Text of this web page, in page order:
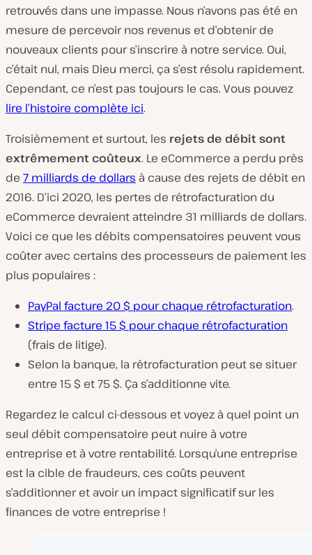
retrouvés dans une impasse. Nous n’avons pas été en
mesure de percevoir nos revenus et d’obtenir de
nouveaux clients pour s’inscrire à notre service. Oui,
c’était nul, mais Dieu merci, ça s’est résolu rapidement.
Cependant, ce n’est pas toujours le cas. Vous pouvez
lire l’histoire complète ici.
Troisièmement et surtout, les rejets de débit sont
extrêmement coûteux. Le eCommerce a perdu près
de 7 milliards de dollars à cause des rejets de débit en
2016. D’ici 2020, les pertes de rétrofacturation du
eCommerce devraient atteindre 31 milliards de dollars.
Voici ce que les débits compensatoires peuvent vous
coûter avec certains des processeurs de paiement les
plus populaires :
PayPal facture 20 $ pour chaque rétrofacturation.
Stripe facture 15 $ pour chaque rétrofacturation
(frais de litige).
Selon la banque, la rétrofacturation peut se situer
entre 15 $ et 75 $. Ça s’additionne vite.
Regardez le calcul ci-dessous et voyez à quel point un
seul débit compensatoire peut nuire à votre
entreprise et à votre rentabilité. Lorsqu’une entreprise
est la cible de fraudeurs, ces coûts peuvent
s’additionner et avoir un impact significatif sur les
finances de votre entreprise !